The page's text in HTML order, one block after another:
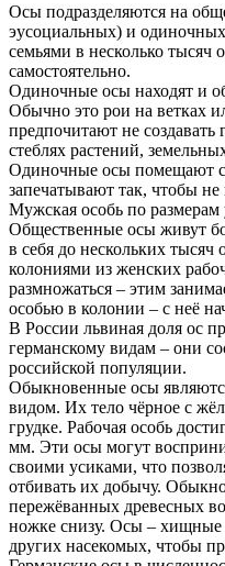
Осы подразделяются на
эусоциальных) и
семьями в несколько
самостоятельно.
Одиночные осы находят и
Обычно это рои на ветках
предпочитают не создавать
стеблях растений,
Одиночные осы помещают
запечатывают так, чтобы
Мужская особь по размерам
Общественные осы живут
в себя до нескольких
колониями из женских
размножаться – этим
особью в колонии – с неё
В России львиная доля ос
германскому видам – они
российской популяции.
Обыкновенные осы
видом. Их тело чёрное с
грудке. Рабочая особь
мм. Эти осы могут
своими усиками, что
отбивать их добычу.
пережёванных древесных
ножке снизу. Осы –
других насекомых, чтобы